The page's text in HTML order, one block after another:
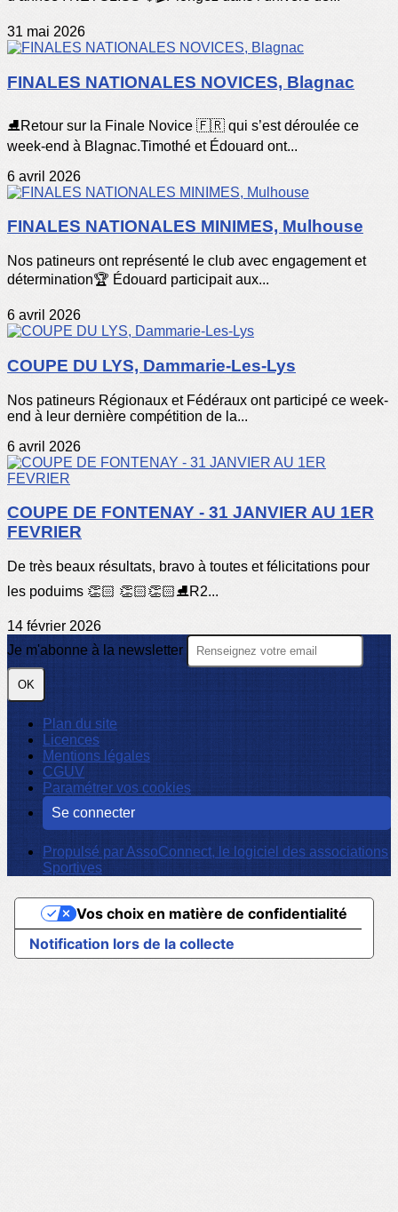
31 mai 2026
FINALES NATIONALES NOVICES, Blagnac
⛸️Retour sur la Finale Novice 🇫🇷 qui s’est déroulée ce
week-end à Blagnac.Timothé et Édouard ont...
6 avril 2026
FINALES NATIONALES MINIMES, Mulhouse
Nos patineurs ont représenté le club avec engagement et
détermination🏆 Édouard participait aux...
6 avril 2026
COUPE DU LYS, Dammarie-Les-Lys
Nos patineurs Régionaux et Fédéraux ont participé ce week-
end à leur dernière compétition de la...
6 avril 2026
COUPE DE FONTENAY - 31 JANVIER AU 1ER
FEVRIER
De très beaux résultats, bravo à toutes et félicitations pour
les poduims 👏🏻 👏🏻👏🏻⛸️R2...
14 février 2026
Je m'abonne à la newsletter
OK
Plan du site
Licences
Mentions légales
CGUV
Paramétrer vos cookies
Se connecter
Propulsé par AssoConnect, le logiciel des associations
Sportives
Notification lors de la collecte
Vos choix en matière de confidentialité